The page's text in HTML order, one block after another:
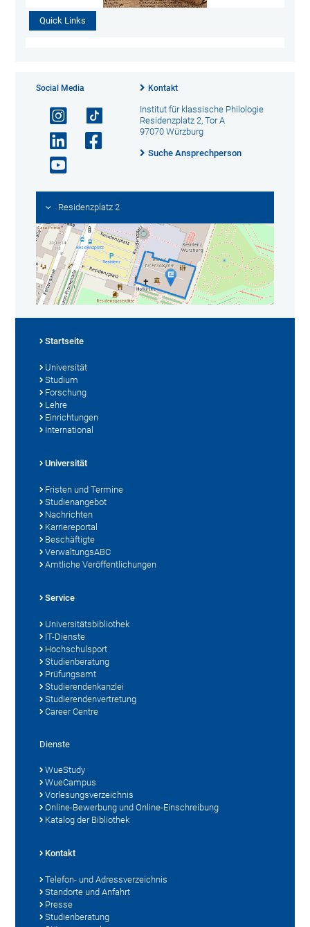
Quick Links
Social Media Kontakt
Institut für klassische Philologie
Residenzplatz 2, Tor A
97070 Würzburg
Suche Ansprechperson
Residenzplatz 2
Startseite
Universität
Studium
Forschung
Lehre
Einrichtungen
International
Universität
Fristen und Termine
Studienangebot
Nachrichten
Karriereportal
Beschäftigte
VerwaltungsABC
Amtliche Veröffentlichungen
Service
Universitätsbibliothek
IT-Dienste
Hochschulsport
Studienberatung
Prüfungsamt
Studierendenkanzlei
Studierendenvertretung
Career Centre
Dienste
WueStudy
WueCampus
Vorlesungsverzeichnis
Online-Bewerbung und Online-Einschreibung
Katalog der Bibliothek
Kontakt
Telefon- und Adressverzeichnis
Standorte und Anfahrt
Presse
Studienberatung